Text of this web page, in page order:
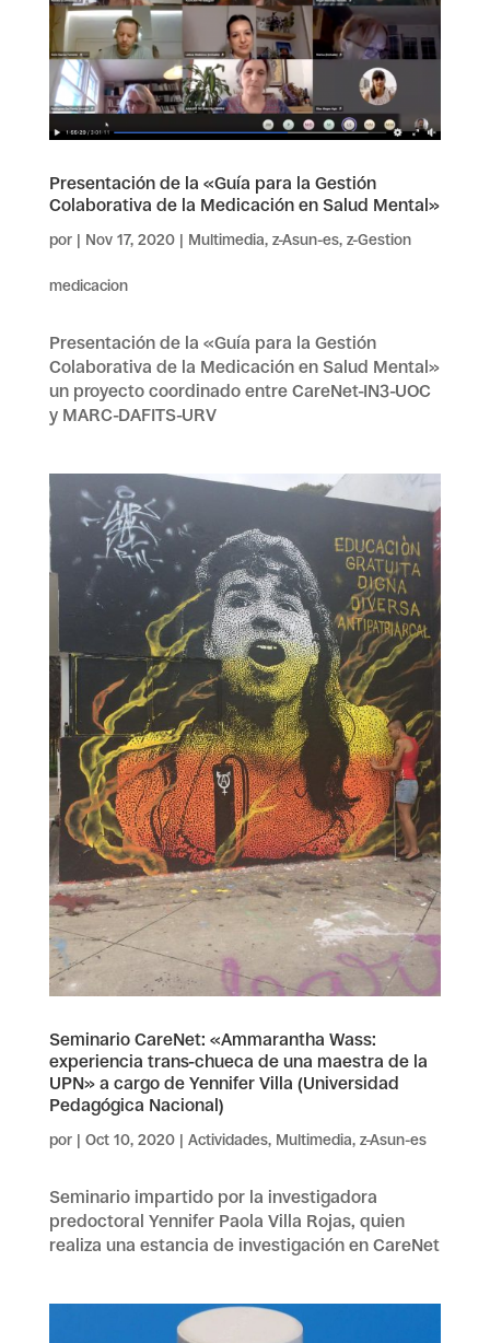
Presentación de la «Guía para la Gestión
Colaborativa de la Medicación en Salud Mental»
por | Nov 17, 2020| Multimedia, z-Asun-es, z-Gestion
medicacion
Presentación de la «Guía para la Gestión
Colaborativa de la Medicación en Salud Mental»
un proyecto coordinado entre CareNet-IN3-UOC
y MARC-DAFITS-URV
Seminario CareNet: «Ammarantha Wass:
experiencia trans-chueca de una maestra de la
UPN» a cargo de Yennifer Villa (Universidad
Pedagógica Nacional)
por | Oct 10, 2020| Actividades, Multimedia, z-Asun-es
Seminario impartido por la investigadora
predoctoral Yennifer Paola Villa Rojas, quien
realiza una estancia de investigación en CareNet